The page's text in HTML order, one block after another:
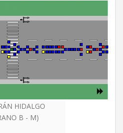
HIDALGO
B - M)